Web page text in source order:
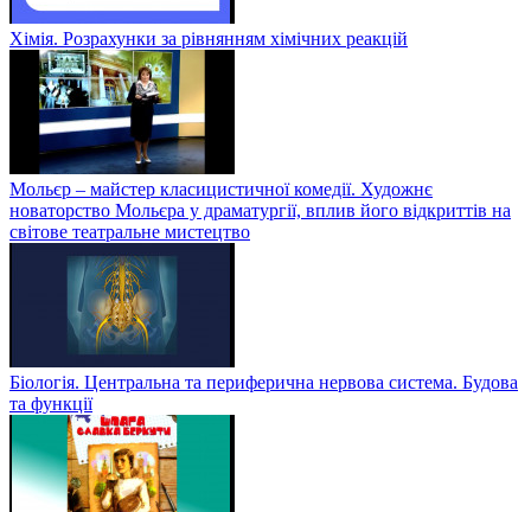
Хімія. Розрахунки за рівнянням хімічних реакцій
Мольєр – майстер класицистичної комедії. Художнє
новаторство Мольєра у драматургії, вплив його відкриттів на
світове театральне мистецтво
Біологія. Центральна та периферична нервова система. Будова
та функції